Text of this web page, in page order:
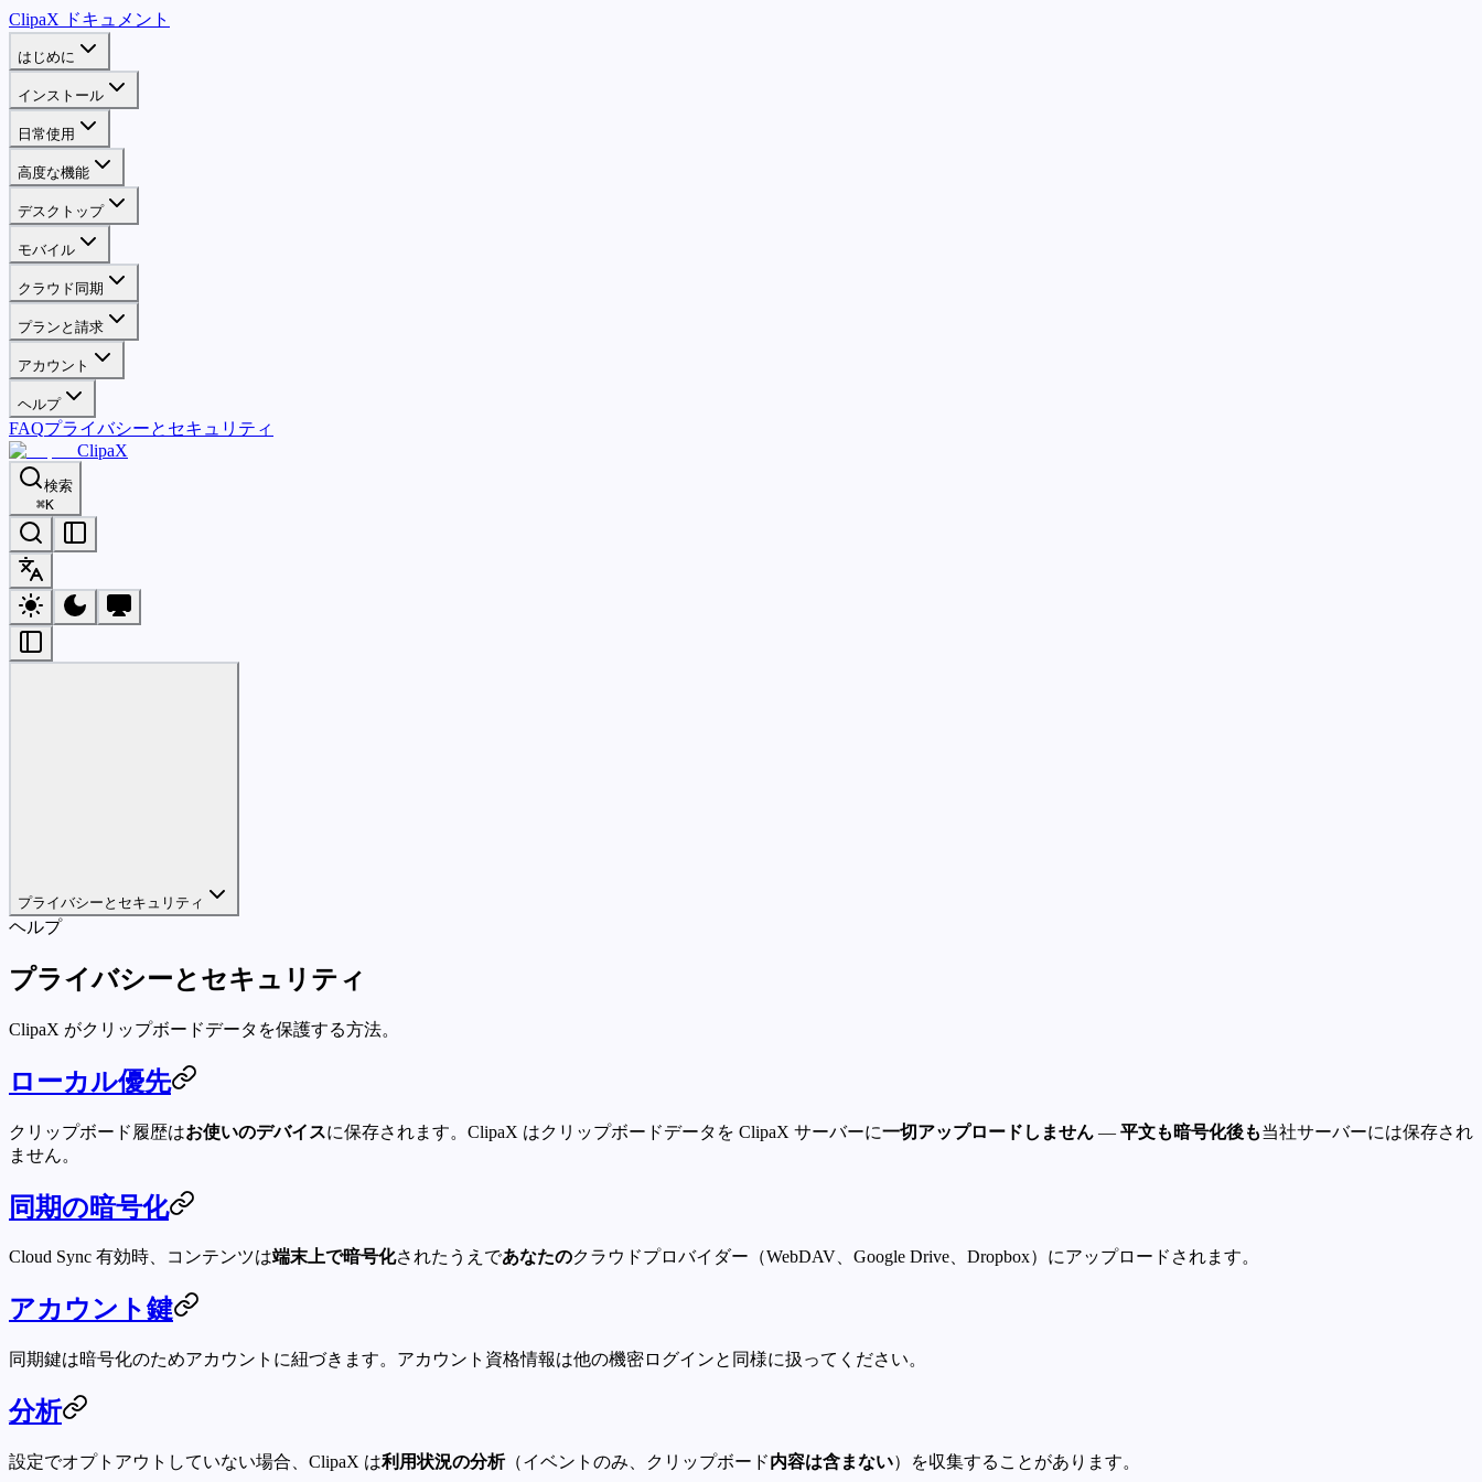
ClipaX ドキュメント
はじめに
インストール
日常使用
高度な機能
デスクトップ
モバイル
クラウド同期
プランと請求
アカウント
ヘルプ
FAQプライバシーとセキュリティ
ClipaX
検索
⌘K
プライバシーとセキュリティ
ヘルプ
プライバシーとセキュリティ
ClipaX がクリップボードデータを保護する方法。
ローカル優先
クリップボード履歴はお使いのデバイスに保存されます。ClipaX はクリップボードデータを ClipaX サーバーに一切アップロードしません — 平文も暗号化後も当社サーバーには保存され
ません。
同期の暗号化
Cloud Sync 有効時、コンテンツは端末上で暗号化されたうえであなたのクラウドプロバイダー（WebDAV、Google Drive、Dropbox）にアップロードされます。
アカウント鍵
同期鍵は暗号化のためアカウントに紐づきます。アカウント資格情報は他の機密ログインと同様に扱ってください。
分析
設定でオプトアウトしていない場合、ClipaX は利用状況の分析（イベントのみ、クリップボード内容は含まない）を収集することがあります。